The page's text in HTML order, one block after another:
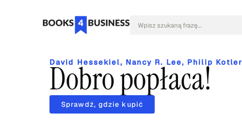
David Hessekiel, Nancy R. Lee, Philip Kotler
Dobro popłaca!
Sprawdź, gdzie kupić